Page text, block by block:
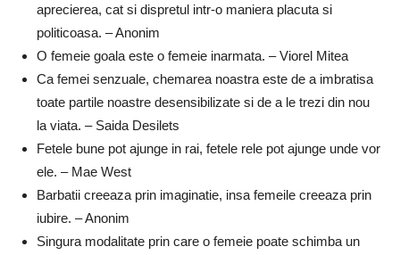
aprecierea, cat si dispretul intr-o maniera placuta si
politicoasa. – Anonim
O femeie goala este o femeie inarmata. – Viorel Mitea
Ca femei senzuale, chemarea noastra este de a imbratisa
toate partile noastre desensibilizate si de a le trezi din nou
la viata. – Saida Desilets
Fetele bune pot ajunge in rai, fetele rele pot ajunge unde vor
ele. – Mae West
Barbatii creeaza prin imaginatie, insa femeile creeaza prin
iubire. – Anonim
Singura modalitate prin care o femeie poate schimba un